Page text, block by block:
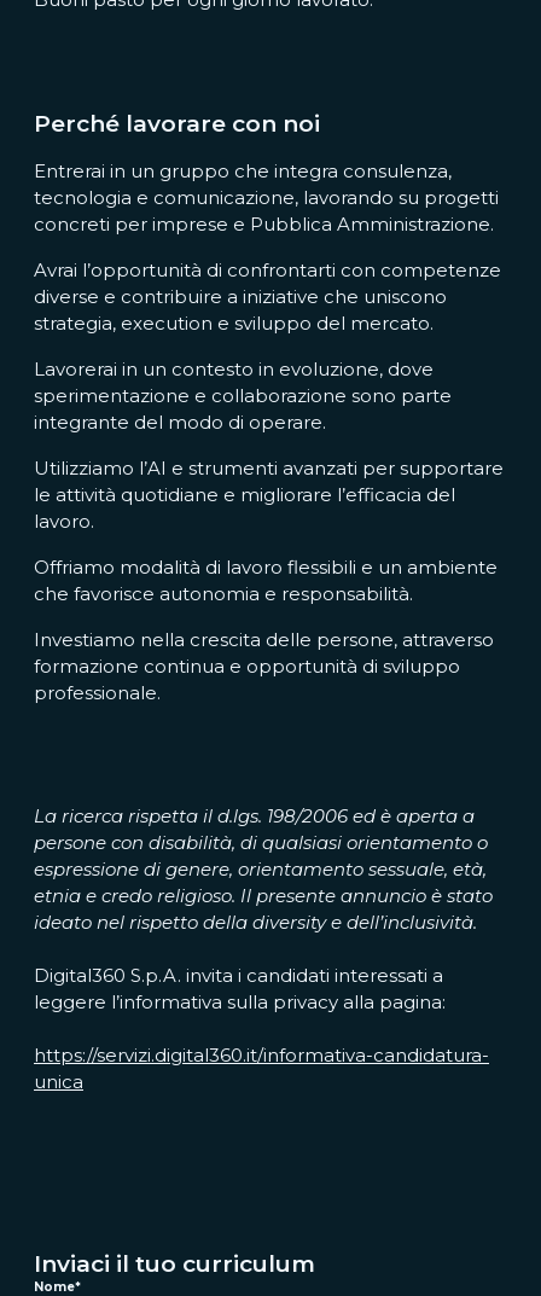
Perché lavorare con noi
Entrerai in un gruppo che integra consulenza,
tecnologia e comunicazione, lavorando su progetti
concreti per imprese e Pubblica Amministrazione.
Avrai l’opportunità di confrontarti con competenze
diverse e contribuire a iniziative che uniscono
strategia, execution e sviluppo del mercato.
Lavorerai in un contesto in evoluzione, dove
sperimentazione e collaborazione sono parte
integrante del modo di operare.
Utilizziamo l’AI e strumenti avanzati per supportare
le attività quotidiane e migliorare l’efficacia del
lavoro.
Offriamo modalità di lavoro flessibili e un ambiente
che favorisce autonomia e responsabilità.
Investiamo nella crescita delle persone, attraverso
formazione continua e opportunità di sviluppo
professionale.
La ricerca rispetta il d.lgs. 198/2006 ed è aperta a
persone con disabilità, di qualsiasi orientamento o
espressione di genere, orientamento sessuale, età,
etnia e credo religioso. Il presente annuncio è stato
ideato nel rispetto della diversity e dell’inclusività.
Digital360 S.p.A. invita i candidati interessati a
leggere l’informativa sulla privacy alla pagina:
https://servizi.digital360.it/informativa-candidatura-
unica
Inviaci il tuo curriculum
Nome*